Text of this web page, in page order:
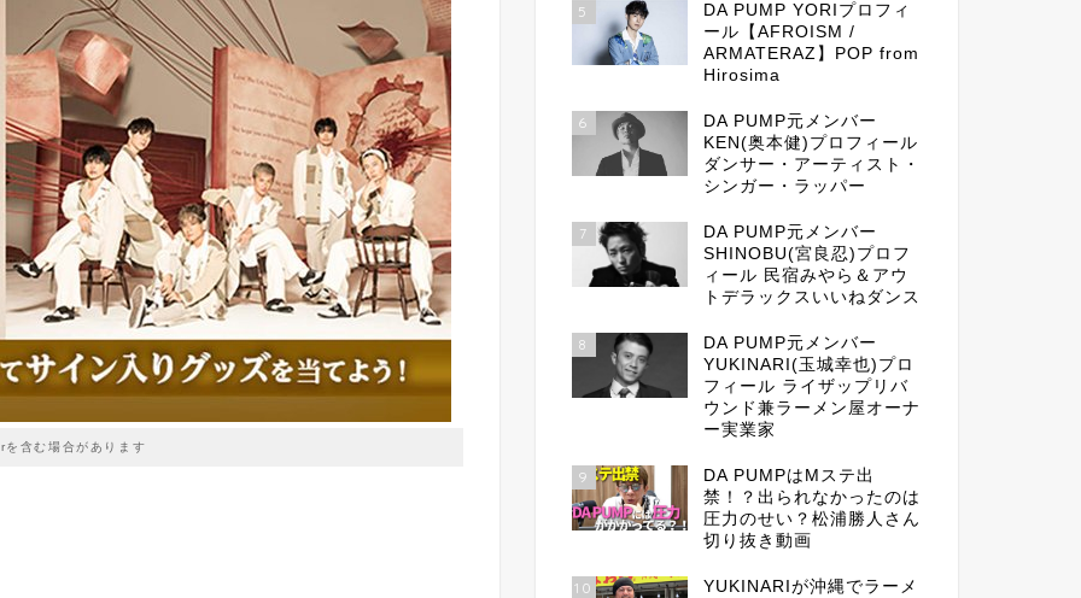
を含む場合があります
5
DA PUMP YORIプロフィ
ール【AFROISM /
ARMATERAZ】POP from
Hirosima
6
DA PUMP元メンバー
KEN(奥本健)プロフィール
ダンサー・アーティスト・
シンガー・ラッパー
7
DA PUMP元メンバー
SHINOBU(宮良忍)プロフ
ィール 民宿みやら＆アウ
トデラックスいいねダンス
8
DA PUMP元メンバー
YUKINARI(玉城幸也)プロ
フィール ライザップリバ
ウンド兼ラーメン屋オーナ
ー実業家
9
DA PUMPはMステ出
禁！？出られなかったのは
圧力のせい？松浦勝人さん
切り抜き動画
10
YUKINARIが沖縄でラーメ